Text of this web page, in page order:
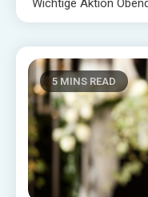
Wichtige Aktion
5 MINS READ